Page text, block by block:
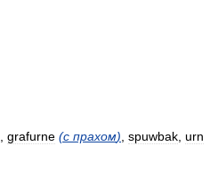
grafurne (с прахом) spuwbak urn